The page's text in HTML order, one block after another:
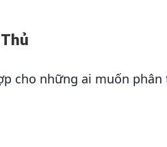
cho những ai muốn